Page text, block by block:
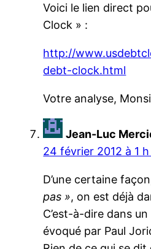
Voici le lien direct
Clock » :
http://
debt-clock.html
Votre analyse,
Jean-Luc
24 février 2012 à 1
D’une certaine
pas », on est déjà
C’est-à-dire dans un
évoqué par Paul